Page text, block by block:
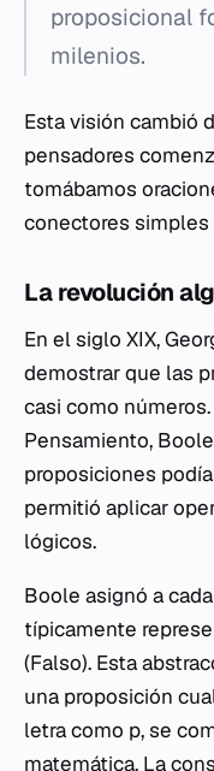
proposicional
milenios.
Esta visión cambió
pensadores
tomábamos
conectores simples
La revolución
En el siglo XIX,
demostrar que las
casi como
Pensamiento,
proposiciones
permitió aplicar
lógicos.
Boole asignó a
típicamente
(Falso). Esta
una proposición
letra como p, se
matemática. La